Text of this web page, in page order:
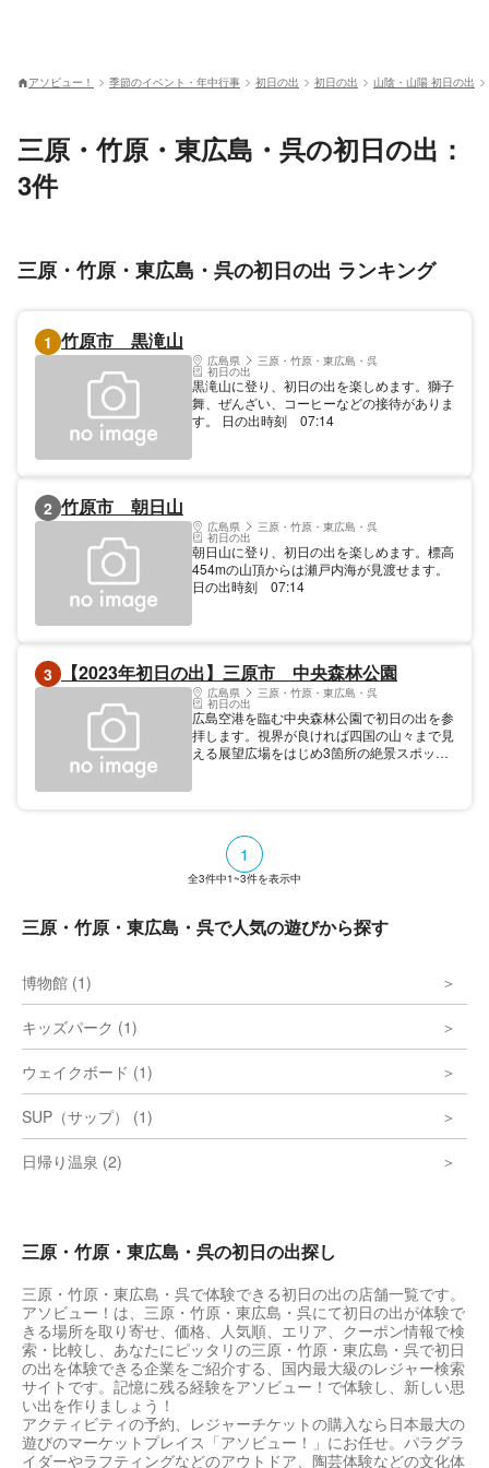
アソビュー！ 季節のイベント・年中行事 初日の出 初日の出 山陰・山陽 初日の出
三原・竹原・東広島・呉の初日の出：
3件
三原・竹原・東広島・呉の初日の出 ランキング
1 竹原市 黒滝山
広島県 三原・竹原・東広島・呉
初日の出
黒滝山に登り、初日の出を楽しめます。獅子
舞、ぜんざい、コーヒーなどの接待がありま
す。 日の出時刻 07:14
2 竹原市 朝日山
広島県 三原・竹原・東広島・呉
初日の出
朝日山に登り、初日の出を楽しめます。標高
454mの山頂からは瀬戸内海が見渡せます。
日の出時刻 07:14
3 【2023年初日の出】三原市 中央森林公園
広島県 三原・竹原・東広島・呉
初日の出
広島空港を臨む中央森林公園で初日の出を参
拝します。視界が良ければ四国の山々まで見
える展望広場をはじめ3箇所の絶景スポット
1
全3件中1~3件を表示中
三原・竹原・東広島・呉で人気の遊びから探す
博物館 (1)
キッズパーク (1)
ウェイクボード (1)
SUP（サップ） (1)
日帰り温泉 (2)
三原・竹原・東広島・呉の初日の出探し
三原・竹原・東広島・呉で体験できる初日の出の店舗一覧です。
アソビュー！は、三原・竹原・東広島・呉にて初日の出が体験で
きる場所を取り寄せ、価格、人気順、エリア、クーポン情報で検
索・比較し、あなたにピッタリの三原・竹原・東広島・呉で初日
の出を体験できる企業をご紹介する、国内最大級のレジャー検索
サイトです。記憶に残る経験をアソビュー！で体験し、新しい思
い出を作りましょう！
アクティビティの予約、レジャーチケットの購入なら日本最大の
遊びのマーケットプレイス「アソビュー！」にお任せ。パラグラ
イダーやラフティングなどのアウトドア、陶芸体験などの文化体